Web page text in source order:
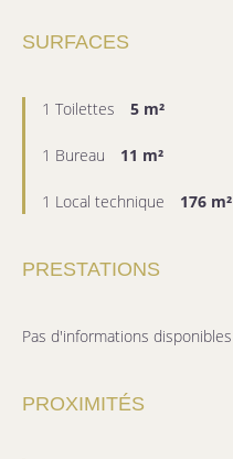
SURFACES
1 Toilettes 5 m²
1 Bureau 11 m²
1 Local technique 176 m²
PRESTATIONS
Pas d'informations disponibles
PROXIMITÉS